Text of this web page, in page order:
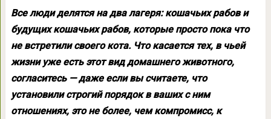
Все люди делятся на два лагеря: кошачьих рабов и
будущих кошачьих рабов, которые просто пока что
не встретили своего кота. Что касается тех, в чьей
жизни уже есть этот вид домашнего животного,
согласитесь — даже если вы считаете, что
установили строгий порядок в ваших с ним
отношениях, это не более, чем компромисс, к